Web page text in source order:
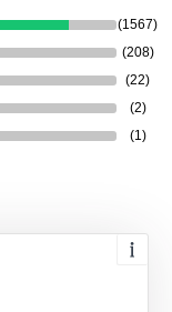
(1567)
(208)
(22)
(2)
(1)